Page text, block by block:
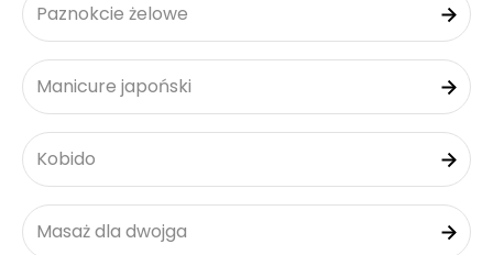
Paznokcie żelowe
Manicure japoński
Kobido
Masaż dla dwojga